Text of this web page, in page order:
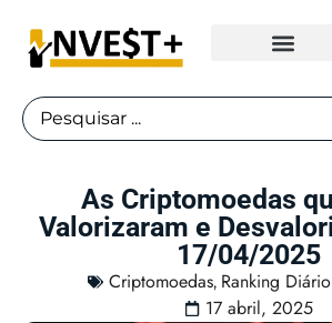
As Criptomoedas
Valorizaram e
17/04/2025
Criptomoedas, Ranking Diário
17 abril, 2025